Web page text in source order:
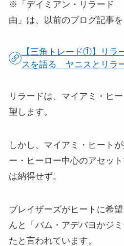
※「デイミアン・リラード
由」は、以前のブログ記事を
【三角トレード①】リラ
スを語る ヤニスとリラ
リラードは、マイアミ・ヒ
望します。
しかし、マイアミ・ヒート
ー・ヒーロー中心のアセッ
は納得せず。
ブレイザーズがヒートに希
んと「バム・アデバヨかジ
たと言われています。